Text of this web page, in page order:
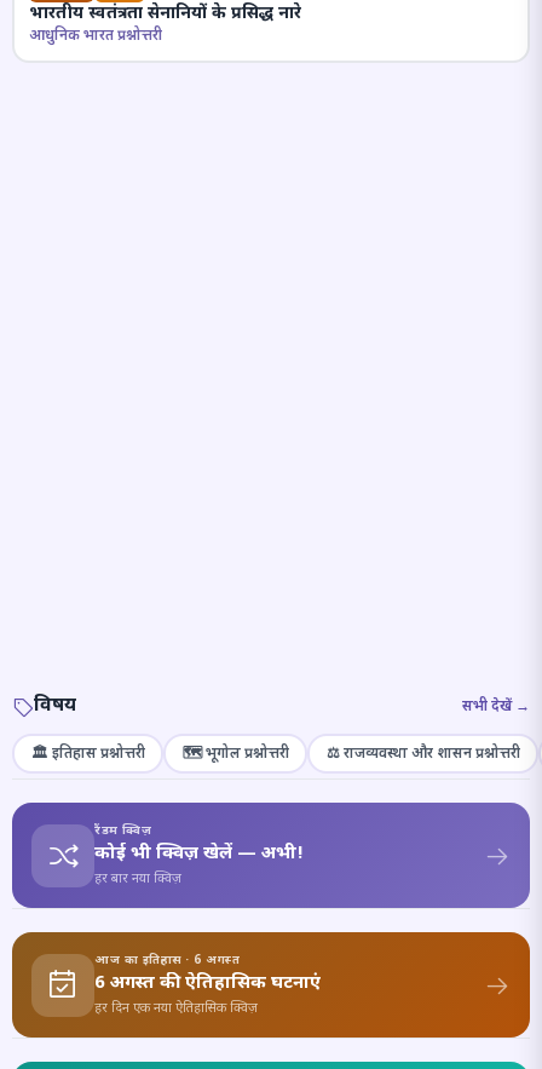
भारतीय स्वतंत्रता सेनानियों के प्रसिद्ध नारे
आधुनिक भारत प्रश्नोत्तरी
विषय सभी देखें →
🏛️ इतिहास प्रश्नोत्तरी 🗺️ भूगोल प्रश्नोत्तरी ⚖️ राजव्यवस्था और शासन प्रश्नोत्तरी
रैंडम क्विज़
कोई भी क्विज़ खेलें — अभी!
हर बार नया क्विज़
आज का इतिहास · 6 अगस्त
6 अगस्त की ऐतिहासिक घटनाएं
हर दिन एक नया ऐतिहासिक क्विज़